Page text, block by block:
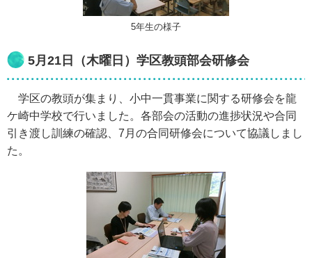
5年生の様子
5月21日（木曜日）学区教頭部会研修会
学区の教頭が集まり、小中一貫事業に関する研修会を龍
ケ崎中学校で行いました。各部会の活動の進捗状況や合同
引き渡し訓練の確認、7月の合同研修会について協議しまし
た。